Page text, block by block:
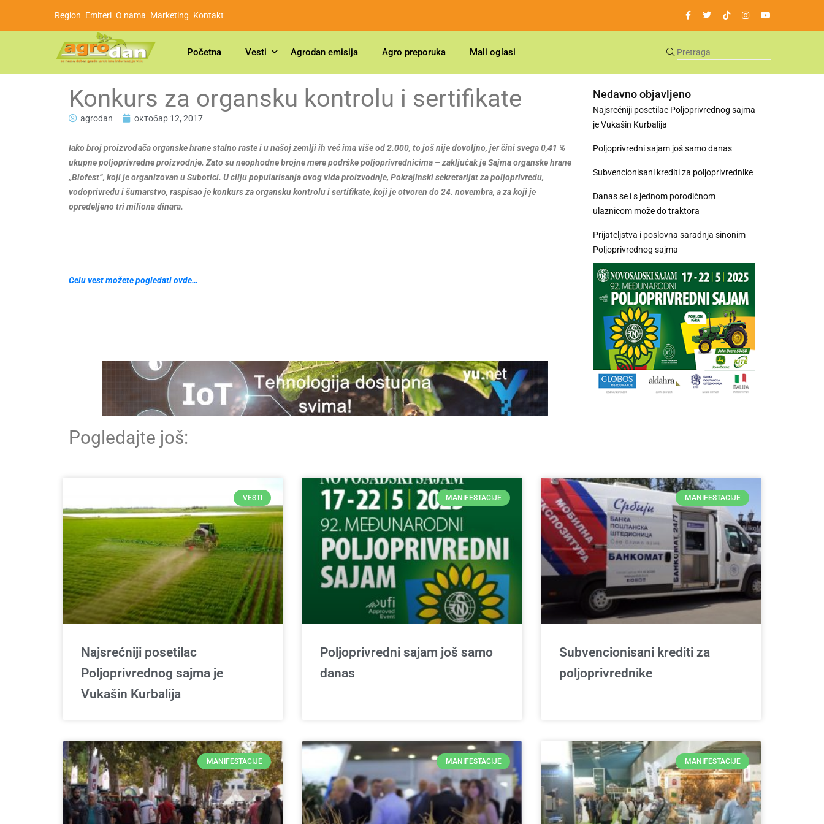
Region Emiteri O nama Marketing Kontakt
Početna Vesti Agrodan emisija Agro preporuka Mali oglasi
Konkurs za organsku kontrolu i sertifikate
agrodan октобар 12, 2017
Iako broj proizvođača organske hrane stalno raste i u našoj zemlji ih već ima više od 2.000, to još nije dovoljno, jer čini svega 0,41 %
ukupne poljoprivredne proizvodnje. Zato su neophodne brojne mere podrške poljoprivrednicima – zaključak je Sajma organske hrane
„Biofest“, koji je organizovan u Subotici. U cilju popularisanja ovog vida proizvodnje, Pokrajinski sekretarijat za poljoprivredu,
vodoprivredu i šumarstvo, raspisao je konkurs za organsku kontrolu i sertifikate, koji je otvoren do 24. novembra, a za koji je
opredeljeno tri miliona dinara.
Celu vest možete pogledati ovde…
Pogledajte još:
Nedavno objavljeno
Najsrećniji posetilac Poljoprivrednog sajma
je Vukašin Kurbalija
Poljoprivredni sajam još samo danas
Subvencionisani krediti za poljoprivrednike
Danas se i s jednom porodičnom
ulaznicom može do traktora
Prijateljstva i poslovna saradnja sinonim
Poljoprivrednog sajma
VESTI
Najsrećniji posetilac
Poljoprivrednog sajma je
Vukašin Kurbalija
MANIFESTACIJE
Poljoprivredni sajam još samo
danas
MANIFESTACIJE
Subvencionisani krediti za
poljoprivrednike
MANIFESTACIJE MANIFESTACIJE MANIFESTACIJE